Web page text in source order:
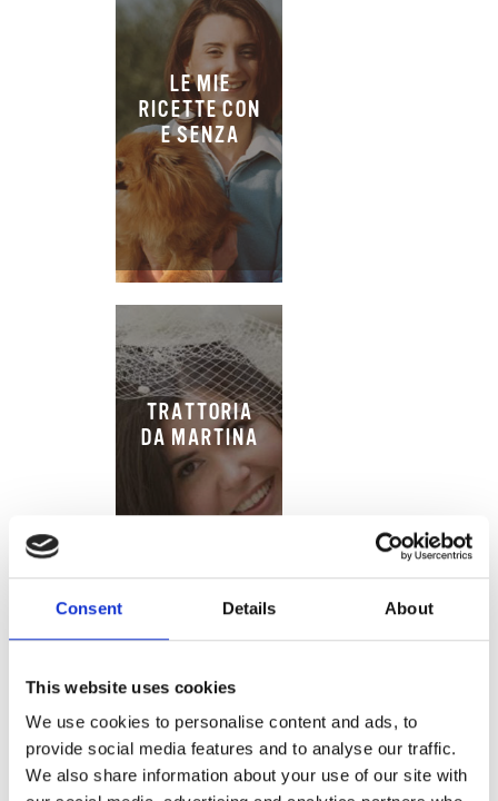
Consent Details About
This website uses cookies
We use cookies to personalise content and ads, to
provide social media features and to analyse our traffic.
We also share information about your use of our site with
LE MIE
RICETTE CON
E SENZA
TRATTORIA
DA MARTINA
SONIA NEL
PAESE DELLE
STOVIGLIE